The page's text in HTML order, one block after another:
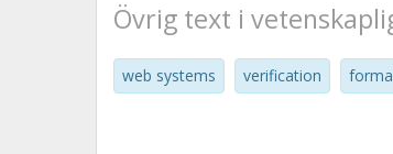
Övrig text i
web systems verification